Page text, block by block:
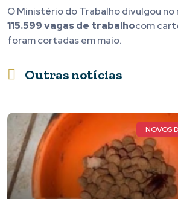
O Ministério do Trabalho divulgou no
115.599 vagas de trabalhocom
foram cortadas em maio.
Outras notícias
NOVOS